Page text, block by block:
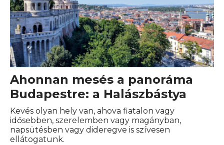
Ahonnan mesés a panoráma
Budapestre: a Halászbástya
Kevés olyan hely van, ahova fiatalon vagy
idősebben, szerelemben vagy magányban,
napsütésben vagy dideregve is szívesen
ellátogatunk.